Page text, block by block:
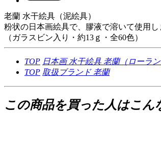
老蘭 水干絵具（泥絵具）
粉状の日本画絵具で、膠液で溶いて使用
（ガラスビン入り・約13ｇ・全60色）
TOP 日本画水干絵具 老蘭（ローラン
TOP 取扱ブランド老蘭
この商品を買った人はこん